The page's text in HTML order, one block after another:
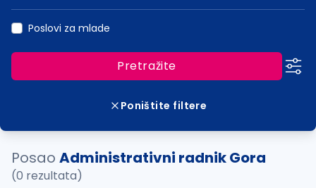
Poslovi za mlade
Pretražite
Poništite filtere
Posao Administrativni radnik Gora
(0 rezultata)